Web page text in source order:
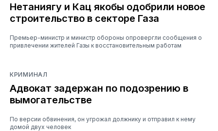
Нетаниягу и Кац якобы одобрили новое
строительство в секторе Газа
Премьер-министр и министр обороны опровергли сообщения о
привлечении жителей Газы к восстановительным работам
КРИМИНАЛ
Адвокат задержан по подозрению в
вымогательстве
По версии обвинения, он угрожал должнику и отправил к нему
домой двух человек